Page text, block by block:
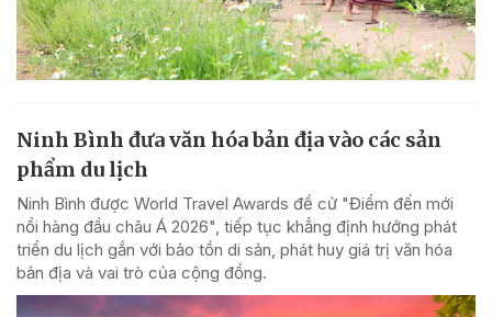
Ninh Bình đưa văn hóa bản địa vào các sản
phẩm du lịch
Ninh Bình được World Travel Awards đề cử "Điểm đến mới
nổi hàng đầu châu Á 2026", tiếp tục khẳng định hướng phát
triển du lịch gắn với bảo tồn di sản, phát huy giá trị văn hóa
bản địa và vai trò của cộng đồng.